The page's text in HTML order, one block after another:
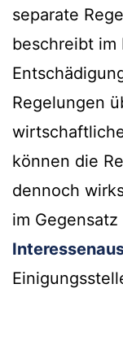
separate
beschreibt im
Regelungen
können die
dennoch
im